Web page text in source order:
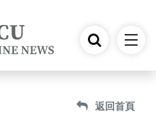
返回首頁